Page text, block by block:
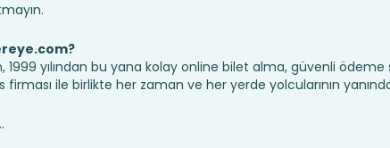
1999 yılından bu yana kolay online bilet alma, güvenli
firması ile birlikte her zaman ve her yerde yolcularının